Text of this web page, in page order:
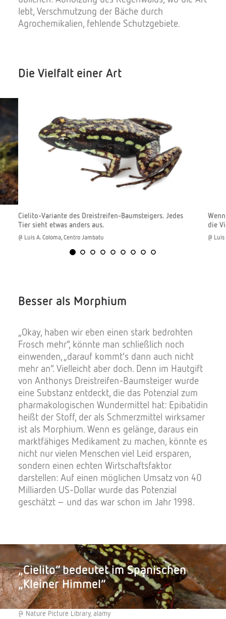
lebt, Verschmutzung der Bäche durch
Agrochemikalien, fehlende Schutzgebiete.
Die Vielfalt einer Art
Cielito-Variante des Dreistreifen-Baumsteigers. Jedes
Tier sieht etwas anders aus.
@ Luis A. Coloma, Centro Jambatu
die
@
Besser als Morphium
„Okay, haben wir eben einen stark bedrohten
Frosch mehr“, könnte man schließlich noch
einwenden, „darauf kommt’s dann auch nicht
mehr an“. Vielleicht aber doch. Denn im Hautgift
von Anthonys Dreistreifen-Baumsteiger wurde
eine Substanz entdeckt, die das Potenzial zum
pharmakologischen Wundermittel hat: Epibatidin
heißt der Stoff, der als Schmerzmittel wirksamer
ist als Morphium. Wenn es gelänge, daraus ein
marktfähiges Medikament zu machen, könnte es
nicht nur vielen Menschen viel Leid ersparen,
sondern einen echten Wirtschaftsfaktor
darstellen: Auf einen möglichen Umsatz von 40
Milliarden US-Dollar wurde das Potenzial
geschätzt – und das war schon im Jahr 1998.
„Cielito“ bedeutet im Spanischen
„Kleiner Himmel“
@ Nature Picture Library, alamy